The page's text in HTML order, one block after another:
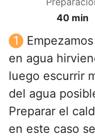
40 min
en agua
luego escurrir
del agua
Preparar el
en este caso